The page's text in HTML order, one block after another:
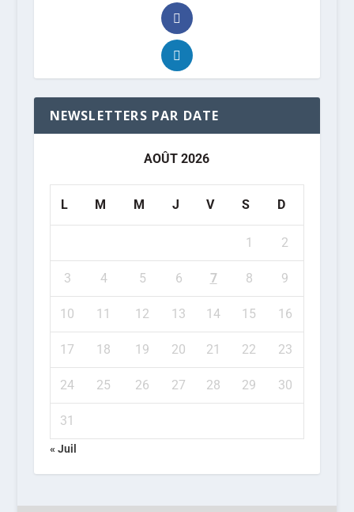
NEWSLETTERS PAR DATE
AOÛT 2026
L M M J V S D
1 2
3 4 5 6 7 8 9
10 11 12 13 14 15 16
17 18 19 20 21 22 23
24 25 26 27 28 29 30
31
« Juil